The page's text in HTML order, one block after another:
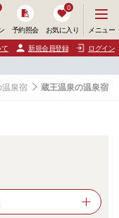
予約照会 お気に入り
0
ニ
ュ
ー
開
く
メニュー
新規会員登録 ログイン
温泉宿 蔵王温泉の温泉宿